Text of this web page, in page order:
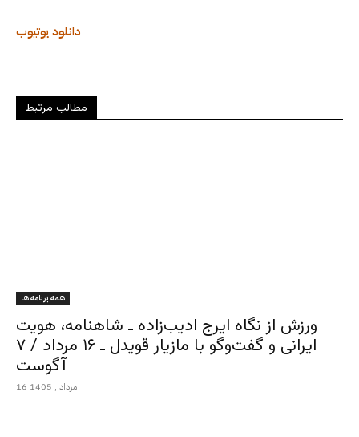
یوتیوب دانلود
مطالب مرتبط
همه برنامه ها
ورزش از نگاه ایرج ادیب‌زاده ـ شاهنامه، هویت
ایرانی و گفت‌وگو با مازیار قویدل ـ ۱۶ مرداد / ۷
آگوست
16 مرداد , 1405